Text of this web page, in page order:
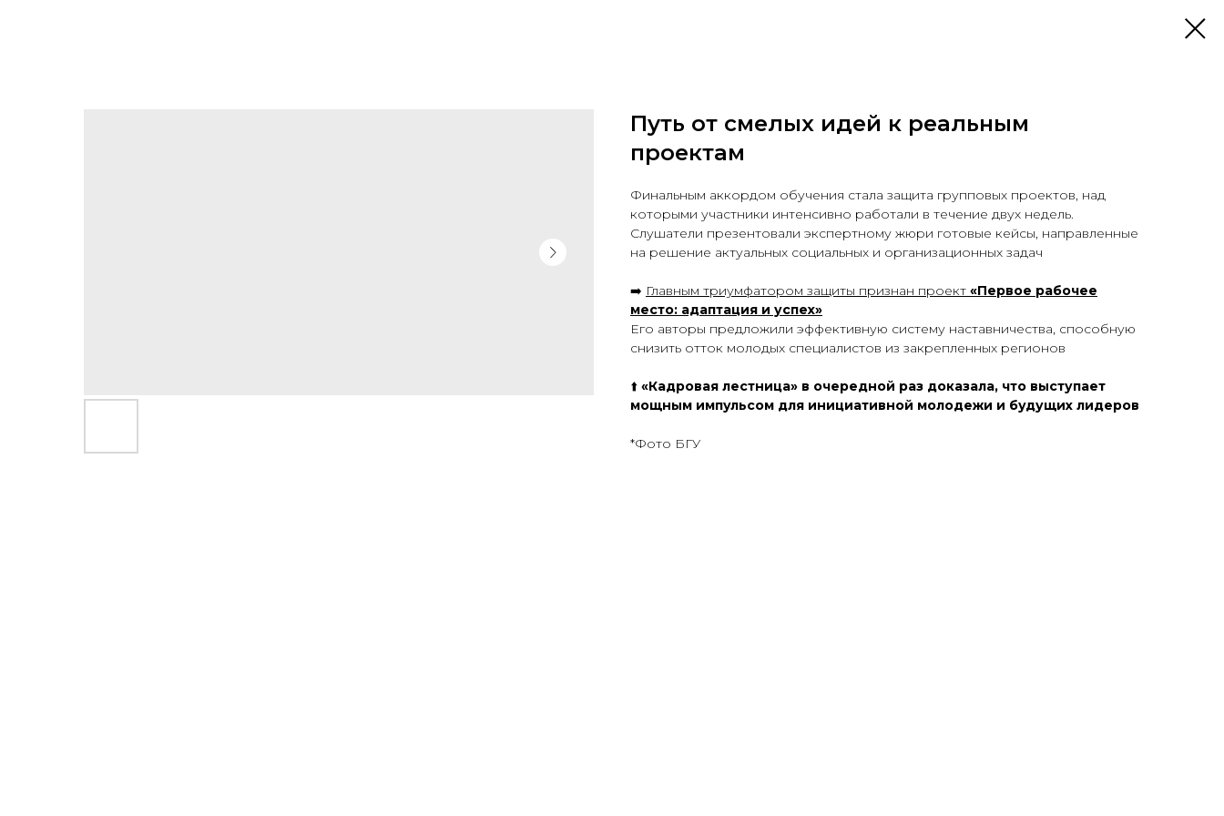
Путь от смелых идей к реальным
проектам
Финальным аккордом обучения стала защита групповых проектов, над
которыми участники интенсивно работали в течение двух недель.
Слушатели презентовали экспертному жюри готовые кейсы, направленные
на решение актуальных социальных и организационных задач
➡️ Главным триумфатором защиты признан проект «Первое рабочее
место: адаптация и успех»
Его авторы предложили эффективную систему наставничества, способную
снизить отток молодых специалистов из закрепленных регионов
⬆️ «Кадровая лестница» в очередной раз доказала, что выступает
мощным импульсом для инициативной молодежи и будущих лидеров
*Фото БГУ